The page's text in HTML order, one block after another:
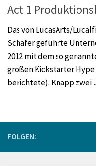
Act 1
Das von LucasArts/
Schafer geführte
2012 mit dem so
großen Kickstarter
berichtete). Knapp zwei
FOLGEN: